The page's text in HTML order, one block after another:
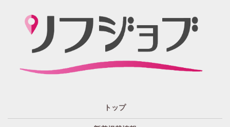
紙面媒体スポーツ紙のあの広告求人情報から意味深長な
広告!?まで興味のある方もただ眺めてるだけ、という通り
すがりの方へも！もっとkhaosな情報たちを掲載する場所
が欲しい！というお客様の要望を実現、もっと広く発信
に、リフジョブは地域情報発信サービスを2016年10月よ
り開始いたしました。
トップ